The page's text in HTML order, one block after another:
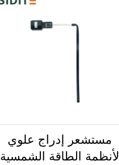
مستشعر إدراج علوي
لأنظمة الطاقة الشمسية